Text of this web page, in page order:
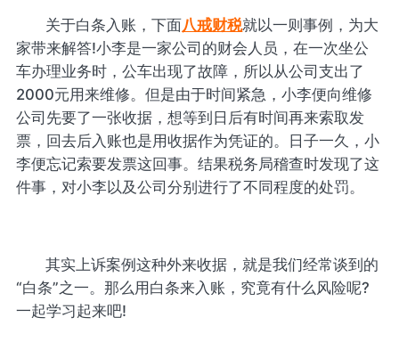
关于白条入账，下面八戒财税就以一则事例，为大
家带来解答!小李是一家公司的财会人员，在一次坐公
车办理业务时，公车出现了故障，所以从公司支出了
2000元用来维修。但是由于时间紧急，小李便向维修
公司先要了一张收据，想等到日后有时间再来索取发
票，回去后入账也是用收据作为凭证的。日子一久，小
李便忘记索要发票这回事。结果税务局稽查时发现了这
件事，对小李以及公司分别进行了不同程度的处罚。
其实上诉案例这种外来收据，就是我们经常谈到的
“白条”之一。那么用白条来入账，究竟有什么风险呢?
一起学习起来吧!